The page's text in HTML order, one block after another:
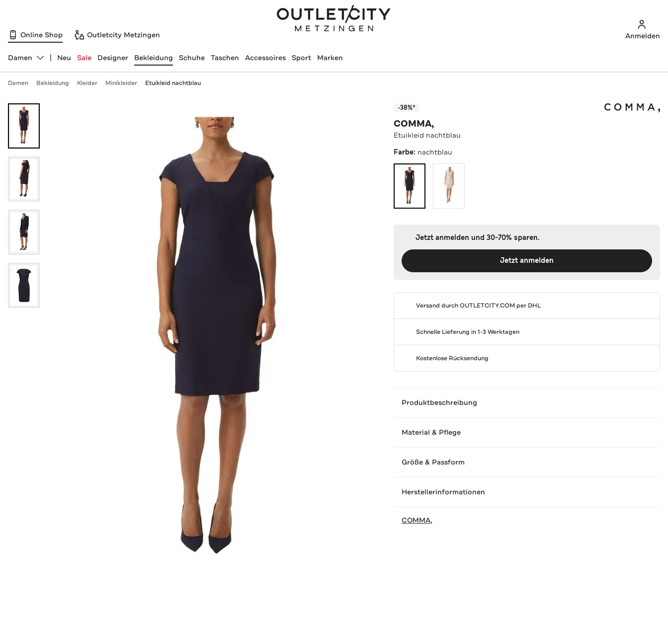
Online Shop Outletcity Metzingen Anmelden
Abteilung ändern, ausgewählt:
Damen Neu Sale Designer Bekleidung Schuhe Taschen Accessoires Sport Marken
Damen Bekleidung Kleider Minikleider Etuikleid nachtblau
-38%*
COMMA,
Etuikleid nachtblau
Farbe: nachtblau
Jetzt anmelden und 30-70% sparen.
Jetzt anmelden
Versand durchOUTLETCITY.COM per DHL
Schnelle Lieferung in 1-3 Werktagen
Kostenlose Rücksendung
Produktbeschreibung
Material & Pflege
Größe & Passform
Herstellerinformationen
COMMA,